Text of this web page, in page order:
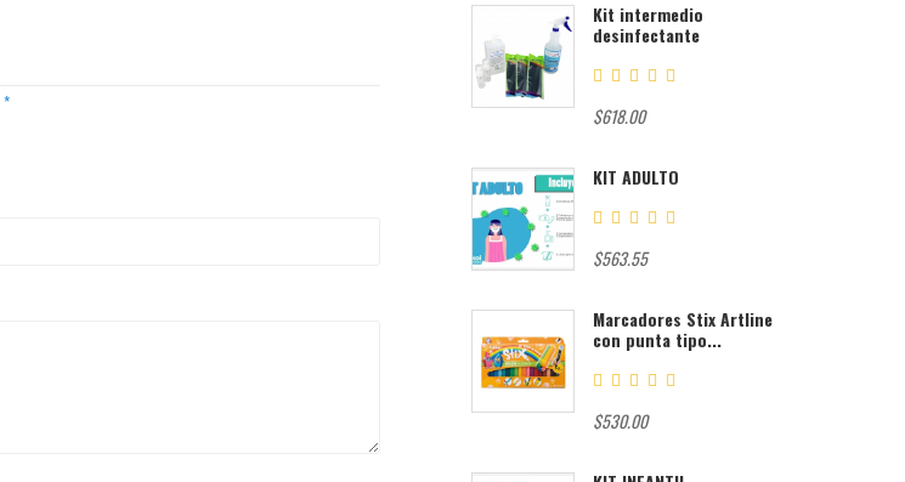
*
Kit intermedio
desinfectante
$618.00
KIT ADULTO
$563.55
Marcadores Stix Artline
con punta tipo...
$530.00